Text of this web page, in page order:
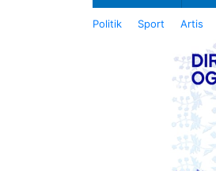
Politik Sport Artis